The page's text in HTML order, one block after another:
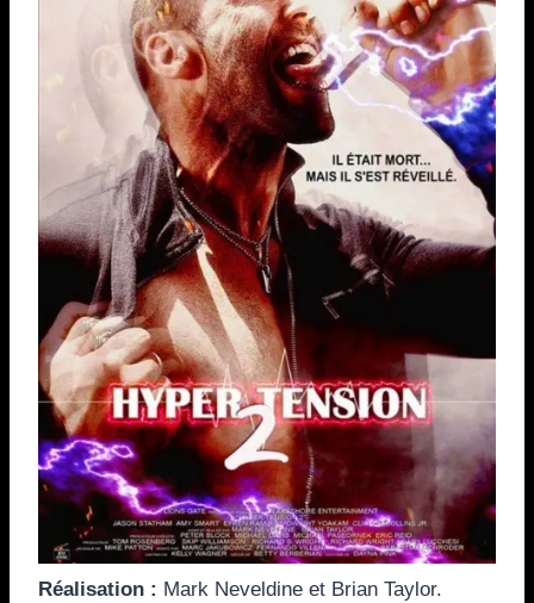
Réalisation : Mark Neveldine et Brian Taylor.